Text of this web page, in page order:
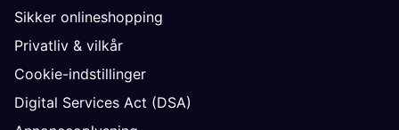
Sikker onlineshopping
Privatliv & vilkår
Cookie-indstillinger
Digital Services Act (DSA)